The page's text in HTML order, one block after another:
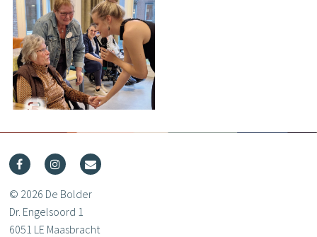
© 2026 De Bolder
Dr. Engelsoord 1
6051 LE Maasbracht